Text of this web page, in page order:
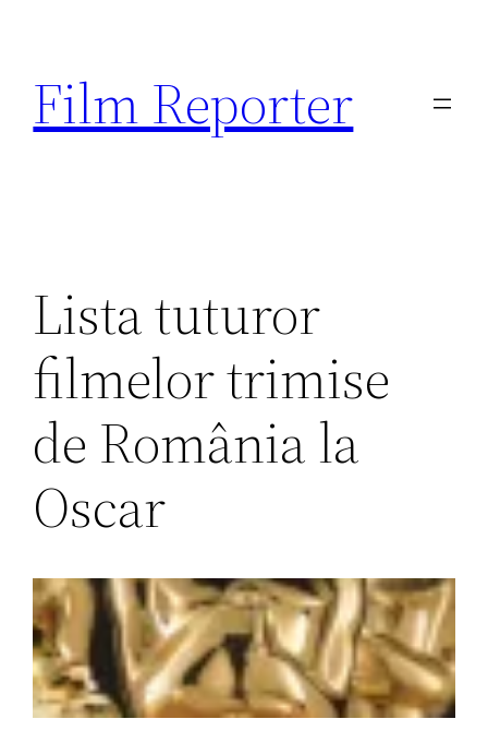
conținut
Film Reporter
Lista tuturor
filmelor trimise
de România la
Oscar